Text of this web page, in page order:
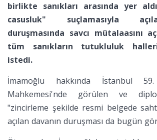
birlikte sanıkları arasında yer
casusluk" suçlamasıyla
duruşmasında savcı mütalaasını
tüm sanıkların tutukluluk
istedi.
İmamoğlu hakkında İstanbul
Mahkemesi'nde görülen ve
"zincirleme şekilde resmi belgede
açılan davanın duruşması da bugün